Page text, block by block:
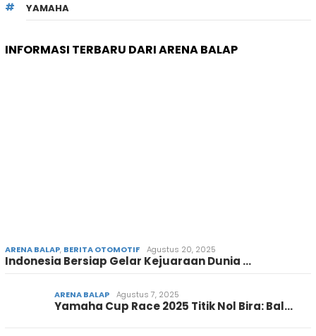
YAMAHA
INFORMASI TERBARU DARI ARENA BALAP
ARENA BALAP, BERITA OTOMOTIF Agustus 20, 2025
Indonesia Bersiap Gelar Kejuaraan Dunia …
ARENA BALAP Agustus 7, 2025
Yamaha Cup Race 2025 Titik Nol Bira: Bal…